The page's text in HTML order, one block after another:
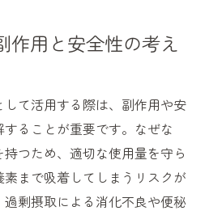
作用と安全性の考え
て活用する際は、副作用や安
ることが重要です。なぜな
つため、適切な使用量を守ら
まで吸着してしまうリスクが
剰摂取による消化不良や便秘